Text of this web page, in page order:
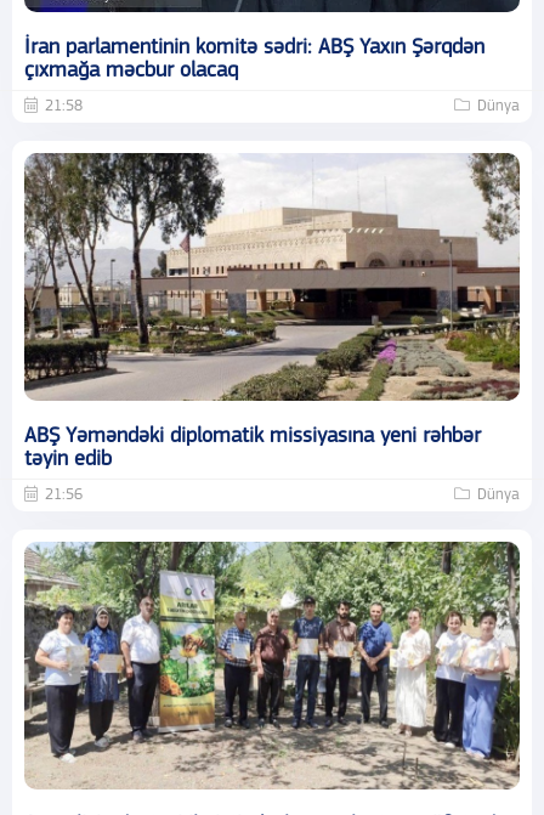
İran parlamentinin komitə sədri: ABŞ Yaxın Şərqdən
çıxmağa məcbur olacaq
21:58 Dünya
ABŞ Yəməndəki diplomatik missiyasına yeni rəhbər
təyin edib
21:56 Dünya